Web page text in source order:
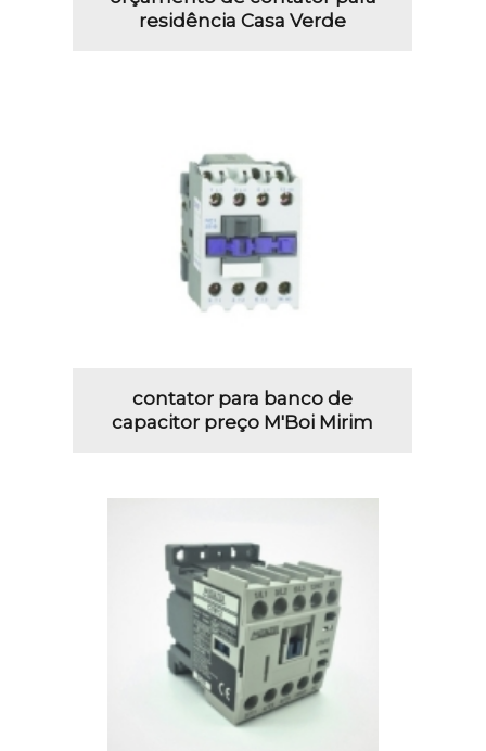
residência Casa Verde
contator para banco de
capacitor preço M'Boi Mirim